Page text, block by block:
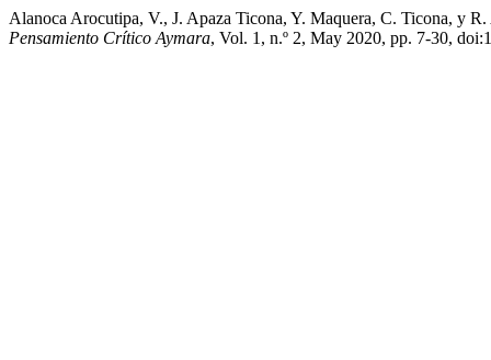
Alanoca Arocutipa, V., J. Apaza Ticona, Y. Maquera, C. Ticona, y
Pensamiento Crítico Aymara, Vol. 1, n.º 2, May 2020, pp. 7-30,